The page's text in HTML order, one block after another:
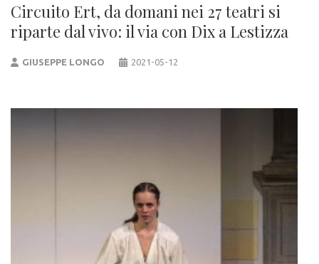
Circuito Ert, da domani nei 27 teatri si
riparte dal vivo: il via con Dix a Lestizza
GIUSEPPE LONGO 2021-05-12